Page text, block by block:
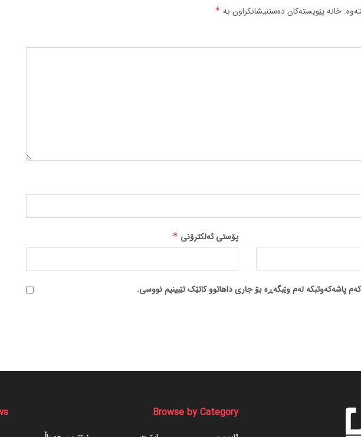
خانە پێویستەکان دەستنیشانکراون بە *
پۆستی ئەلکترۆنی *
پاشەکەوتبکە لەم وێبگەڕە بۆ جاری داهاتوو کاتێک تێبینیم نووسی.
Browse by Category